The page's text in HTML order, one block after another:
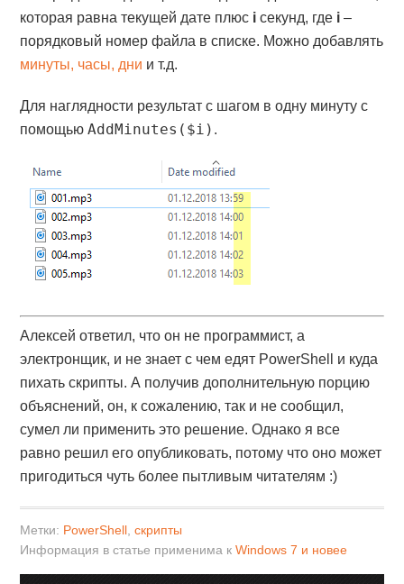
которая равна текущей дате плюс i секунд, где i –
порядковый номер файла в списке. Можно добавлять
минуты, часы, дни и т.д.
Для наглядности результат с шагом в одну минуту с
помощьюAddMinutes($i) .
Алексей ответил, что он не программист, а
электронщик, и не знает с чем едят PowerShell и куда
пихать скрипты. А получив дополнительную порцию
объяснений, он, к сожалению, так и не сообщил,
сумел ли применить это решение. Однако я все
равно решил его опубликовать, потому что оно может
пригодиться чуть более пытливым читателям :)
Метки: PowerShell ,скрипты
Информация в статье применима кWindows 7 и новее